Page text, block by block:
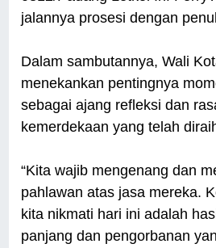
jalannya prosesi dengan
Dalam sambutannya, Wali
menekankan pentingnya
sebagai ajang refleksi dan
kemerdekaan yang telah
“Kita wajib mengenang dan
pahlawan atas jasa mereka.
kita nikmati hari ini adalah
panjang dan pengorbanan